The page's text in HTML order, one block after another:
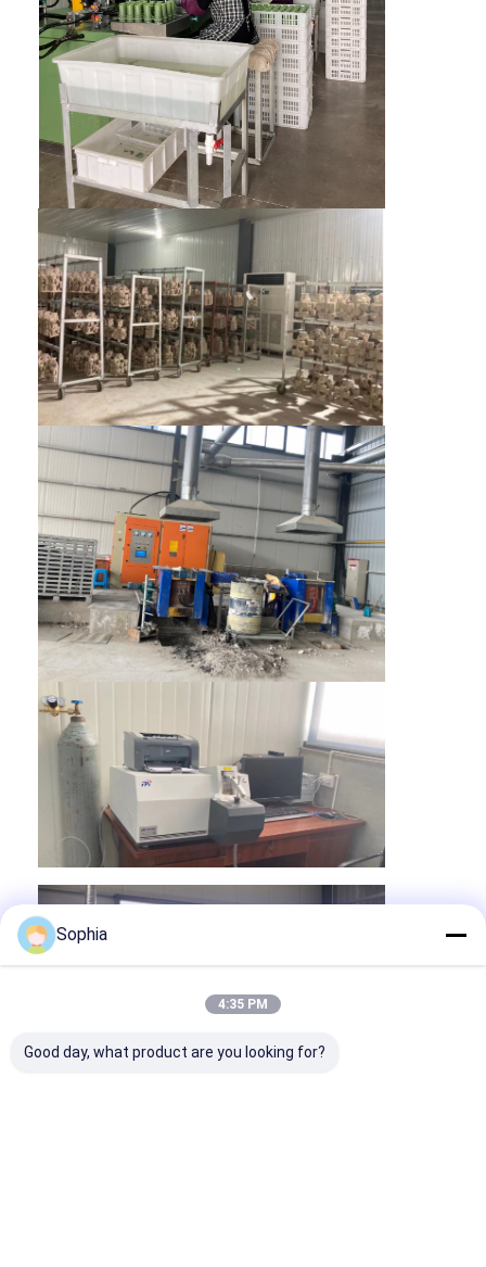
Hogar
Productos
Sobre nosotros
Viaje de la fábrica
Control de calidad
Éntrenos en contacto con
Cinta adhesiva del aislamiento
Sophia
4:35 PM
Good day, what product are you looking for?